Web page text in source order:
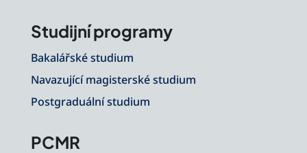
Studijní programy
Bakalářské studium
Navazující magisterské studium
Postgraduální studium
PCMR